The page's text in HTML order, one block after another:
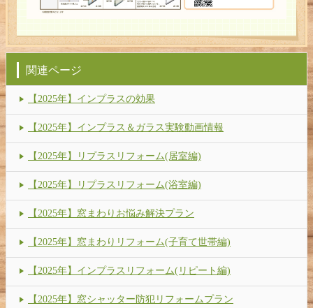
関連ページ
【2025年】インプラスの効果
【2025年】インプラス＆ガラス実験動画情報
【2025年】リプラスリフォーム(居室編)
【2025年】リプラスリフォーム(浴室編)
【2025年】窓まわりお悩み解決プラン
【2025年】窓まわりリフォーム(子育て世帯編)
【2025年】インプラスリフォーム(リピート編)
【2025年】窓シャッター防犯リフォームプラン